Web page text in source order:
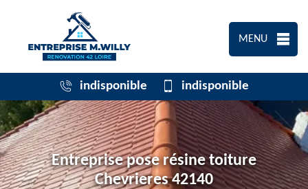
MENU
indisponible indisponible
Entreprise pose résine toiture
Chevrieres 42140